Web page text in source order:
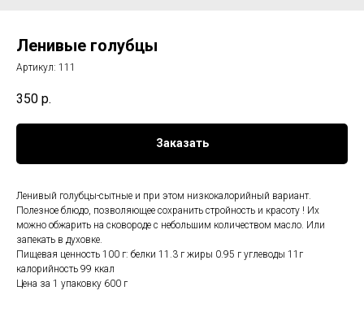
Ленивые голубцы
Артикул: 111
350 р.
Заказать
Ленивый голубцы-сытные и при этом низкокалорийный вариант.
Полезное блюдо, позволяющее сохранить стройность и красоту ! Их
можно обжарить на сковороде с небольшим количеством масло. Или
запекать в духовке.
Пищевая ценность 100 г: белки 11.3 г жиры 0.95 г углеводы 11г
калорийность 99 ккал
Цена за 1 упаковку 600 г